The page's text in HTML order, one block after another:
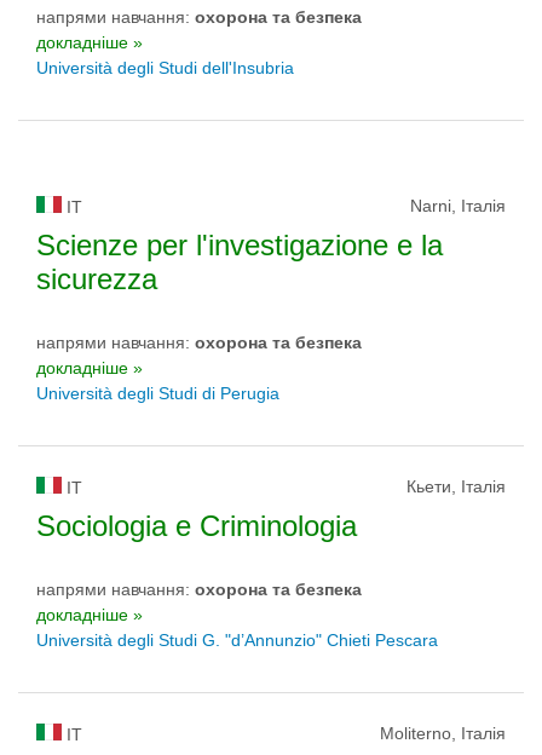
напрями навчання: охорона та безпека
докладніше »
Università degli Studi dell'Insubria
IT Narni, Італія
Scienze per l'investigazione e la
sicurezza
напрями навчання: охорона та безпека
докладніше »
Università degli Studi di Perugia
IT Кьети, Італія
Sociologia e Criminologia
напрями навчання: охорона та безпека
докладніше »
Università degli Studi G. "d’Annunzio" Chieti Pescara
IT Moliterno, Італія